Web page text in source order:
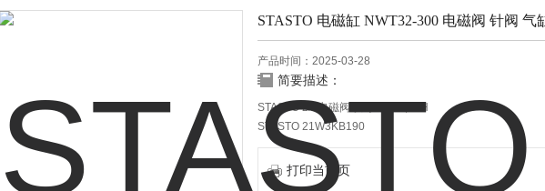
STASTO 电磁缸 NWT32-300 电磁阀 针阀 气
产品时间：2025-03-28
简要描述：
STASTO 2/2电磁阀系列SL200,21H
STASTO 21W3KB190
STASTO ATEX_REQUEST 21W3KB190
STASTO 电磁缸 NWT32-300 电磁阀 针阀 气缸
STASTO ATEX_ANFRAGE 21A3KV20
打印当前页